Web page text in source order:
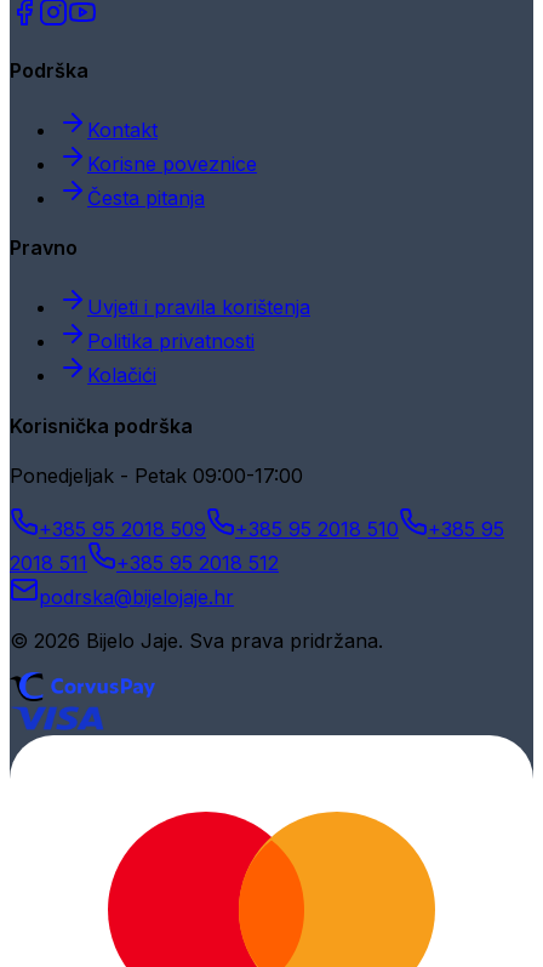
Podrška
Kontakt
Korisne poveznice
Česta pitanja
Pravno
Uvjeti i pravila korištenja
Politika privatnosti
Kolačići
Korisnička podrška
Ponedjeljak - Petak 09:00-17:00
+385 95 2018 509 +385 95 2018 510
+385 95
2018 511
+385 95 2018 512
podrska@bijelojaje.hr
© 2026 Bijelo Jaje. Sva prava pridržana.